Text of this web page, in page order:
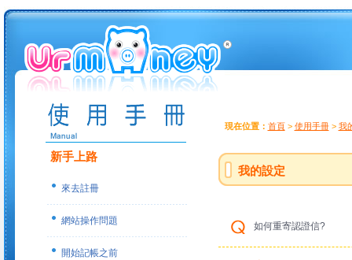
新手上路
來去註冊
網站操作問題
開始記帳之前
現在位置： 首頁> 使用手冊> 我
我的設定
如何重寄認證信?